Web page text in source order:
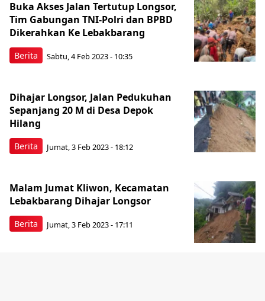
Berita
Buka Akses Jalan Tertutup Longsor,
Tim Gabungan TNI-Polri dan BPBD
Dikerahkan Ke Lebakbarang
Sabtu, 4 Feb 2023 - 10:35
Berita
Dihajar Longsor, Jalan Pedukuhan
Sepanjang 20 M di Desa Depok
Hilang
Jumat, 3 Feb 2023 - 18:12
Berita
Malam Jumat Kliwon, Kecamatan
Lebakbarang Dihajar Longsor
Jumat, 3 Feb 2023 - 17:11